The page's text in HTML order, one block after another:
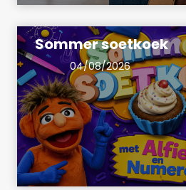
Sommer soetkoek
04/08/2026